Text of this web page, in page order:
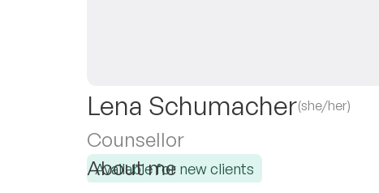
Lena Schumacher(she/her)
Counsellor
Available for new clients
About me